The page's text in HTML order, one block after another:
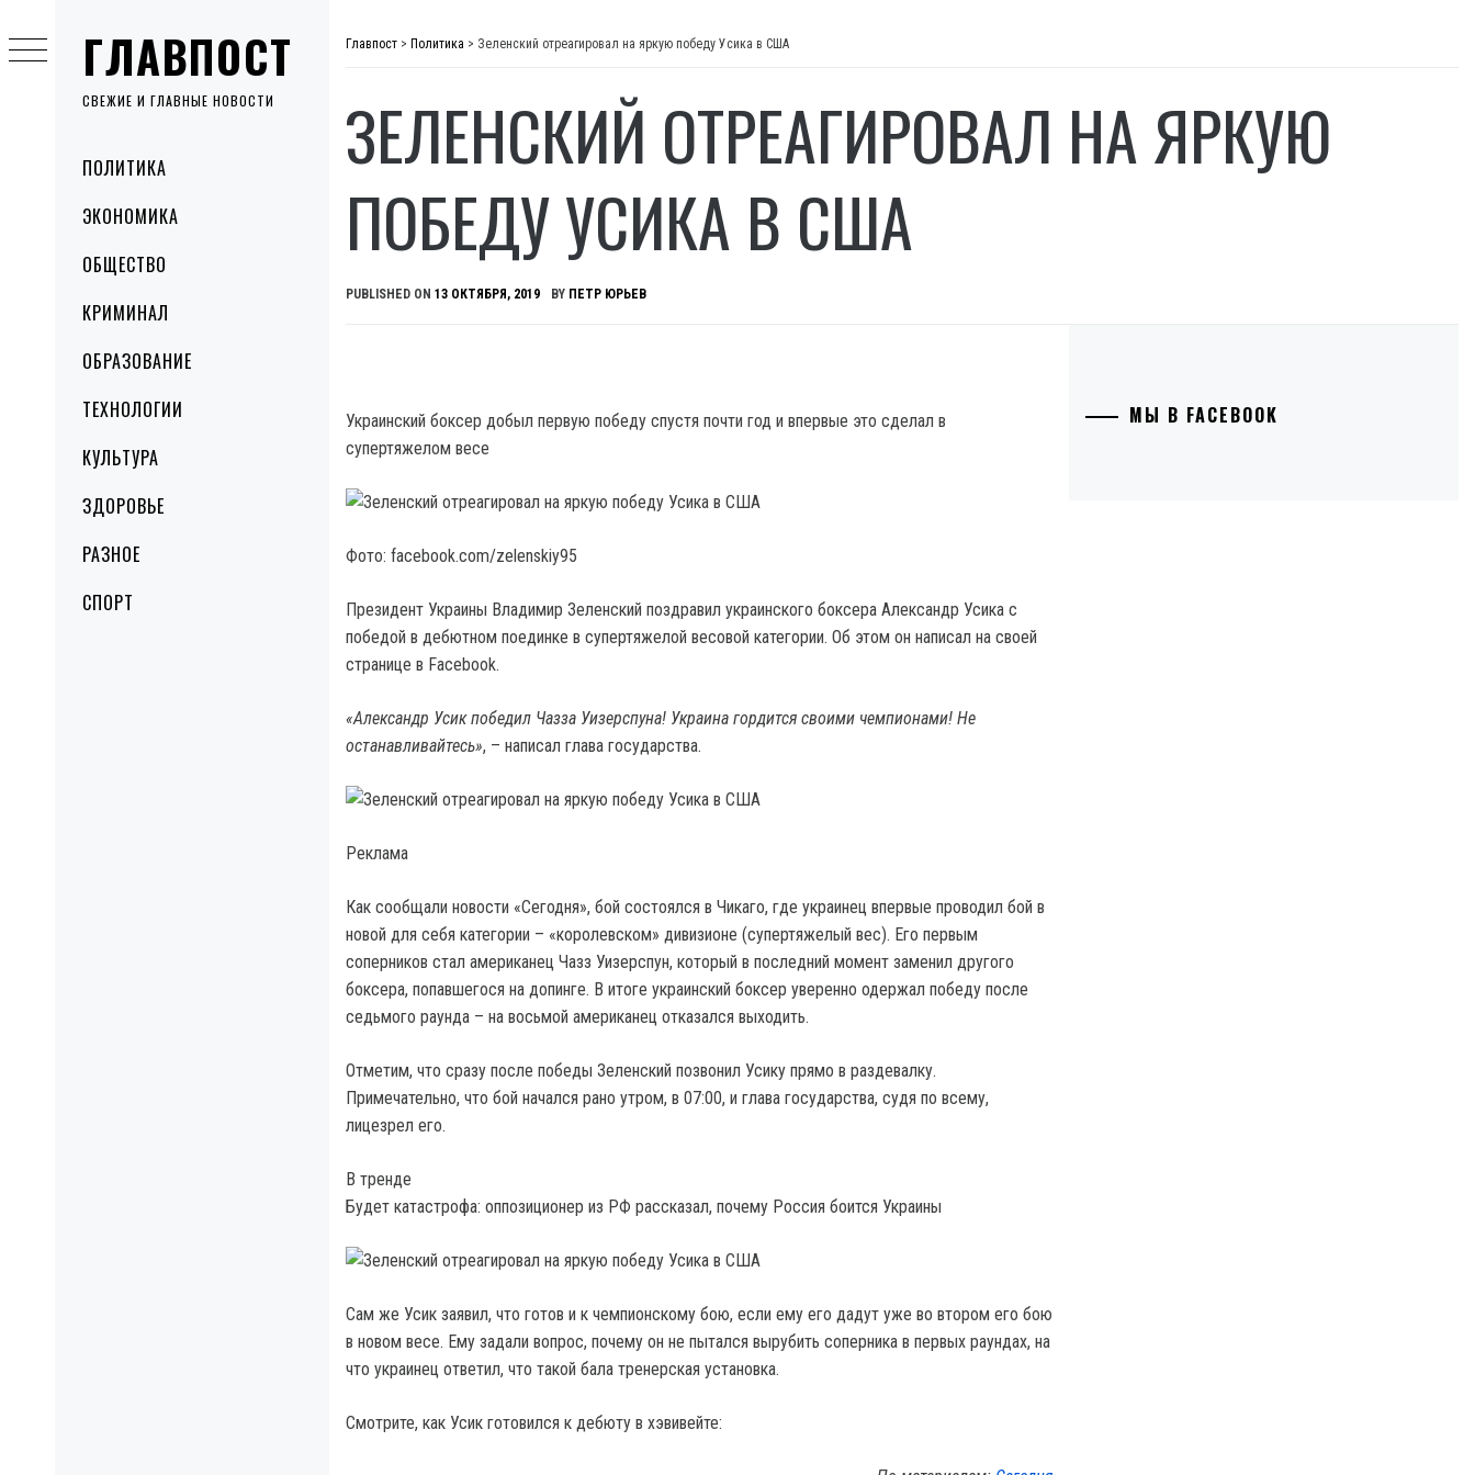
ГЛАВПОСТ
СВЕЖИЕ И ГЛАВНЫЕ НОВОСТИ
MenuПОЛИТИКА
ЭКОНОМИКА
ОБЩЕСТВО
КРИМИНАЛ
ОБРАЗОВАНИЕ
ТЕХНОЛОГИИ
КУЛЬТУРА
ЗДОРОВЬЕ
РАЗНОЕ
СПОРТ
to
content
Главпост > Политика > Зеленский отреагировал на яркую победу Усика в США
ЗЕЛЕНСКИЙ ОТРЕАГИРОВАЛ НА ЯРКУЮ
ПОБЕДУ УСИКА В США
PUBLISHED ON 13 ОКТЯБРЯ, 2019 BY ПЕТР ЮРЬЕВ
Украинский боксер добыл первую победу спустя почти год и впервые это сделал в
супертяжелом весе
Фото: facebook.com/zelenskiy95
Президент Украины Владимир Зеленский поздравил украинского боксера Александр Усика с
победой в дебютном поединке в супертяжелой весовой категории. Об этом он написал на своей
странице в Facebook.
«Александр Усик победил Чазза Уизерспуна! Украина гордится своими чемпионами! Не
останавливайтесь», – написал глава государства.
Реклама
Как сообщали новости «Сегодня», бой состоялся в Чикаго, где украинец впервые проводил бой в
новой для себя категории – «королевском» дивизионе (супертяжелый вес). Его первым
соперников стал американец Чазз Уизерспун, который в последний момент заменил другого
боксера, попавшегося на допинге. В итоге украинский боксер уверенно одержал победу после
седьмого раунда – на восьмой американец отказался выходить.
Отметим, что сразу после победы Зеленский позвонил Усику прямо в раздевалку.
Примечательно, что бой начался рано утром, в 07:00, и глава государства, судя по всему,
лицезрел его.
В тренде
Будет катастрофа: оппозиционер из РФ рассказал, почему Россия боится Украины
Сам же Усик заявил, что готов и к чемпионскому бою, если ему его дадут уже во втором его бою
в новом весе. Ему задали вопрос, почему он не пытался вырубить соперника в первых раундах, на
что украинец ответил, что такой бала тренерская установка.
Смотрите, как Усик готовился к дебюту в хэвивейте:
МЫ В FACEBOOK